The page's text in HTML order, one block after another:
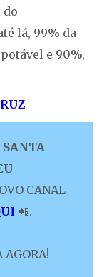
do
lá, 99% da
e 90%,
SANTA
CANAL
📲.
AGORA!